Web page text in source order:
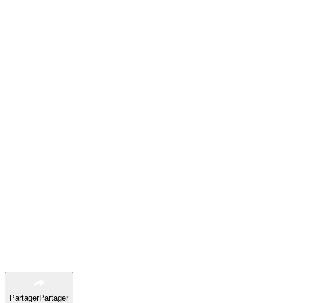
PartagerPartager